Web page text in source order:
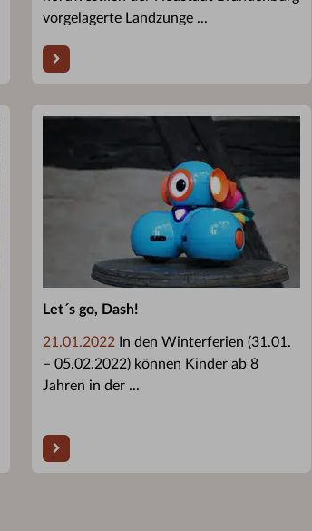
vorgelagerte Landzunge ...
Let´s go, Dash!
21.01.2022 In den Winterferien (31.01.
– 05.02.2022) können Kinder ab 8
Jahren in der ...